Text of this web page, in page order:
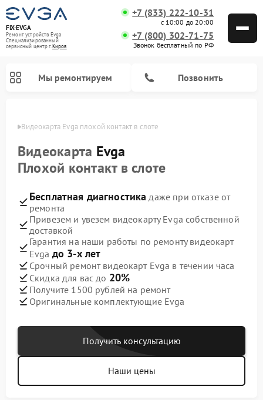
FIX-EVGA
Ремонт устройств Evga
Специализированный
cервисный центр г.Киров
+7 (833) 222-10-31
с 10:00 до 20:00
+7 (800) 302-71-75
Звонок бесплатный по РФ
Мы ремонтируем Позвонить
Видеокарта Evga плохой контакт в слоте
Видеокарта Evga
Плохой контакт в слоте
Бесплатная диагностика даже при отказе от
ремонта
Привезем и увезем видеокарту Evga собственной
доставкой
Гарантия на наши работы по ремонту видеокарт
Evga до 3-х лет
Срочный ремонт видеокарт Evga в течении часа
Скидка для вас до 20%
Получите 1500 рублей на ремонт
Оригинальные комплектующие Evga
Получить консультацию
Наши цены